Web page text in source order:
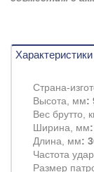
Характеристики
Страна-
Высота, мм:
Вес брутто,
Ширина, мм
Длина, мм:
Частота
Размер